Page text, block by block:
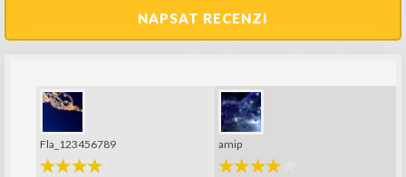
NAPSAT RECENZI
Fla_123456789 amip